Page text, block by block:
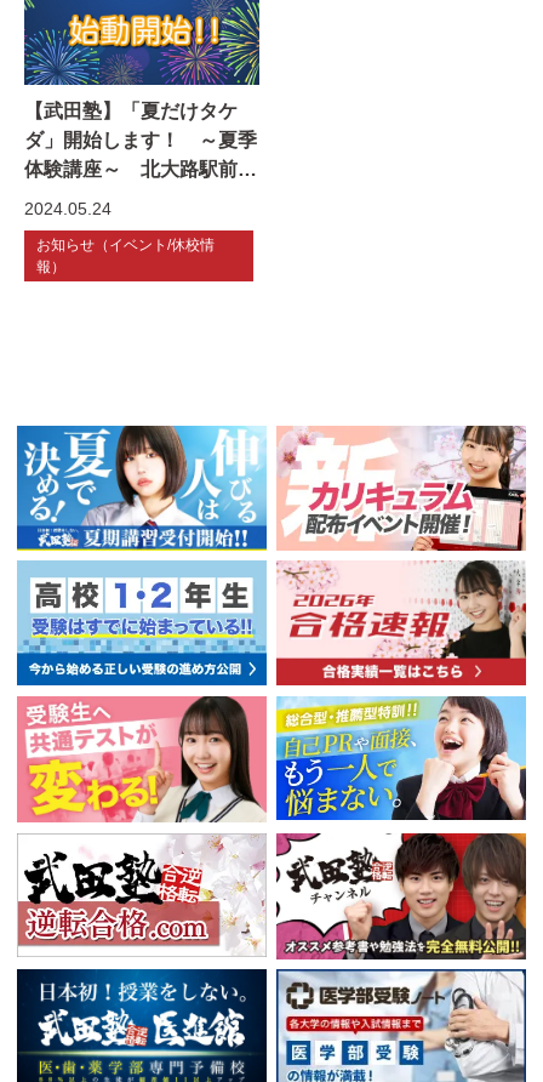
【武田塾】「夏だけタケ
ダ」開始します！ ～夏季
体験講座～ 北大路駅前の
塾
2024.05.24
お知らせ（イベント/休校情
報）